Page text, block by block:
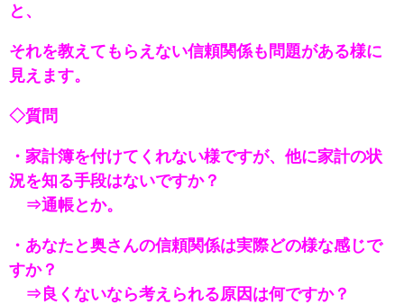
と、
それを教えてもらえない信頼関係も問題がある様に
見えます。
◇質問
・家計簿を付けてくれない様ですが、他に家計の状
況を知る手段はないですか？
⇒通帳とか。
・あなたと奥さんの信頼関係は実際どの様な感じで
すか？
⇒良くないなら考えられる原因は何ですか？